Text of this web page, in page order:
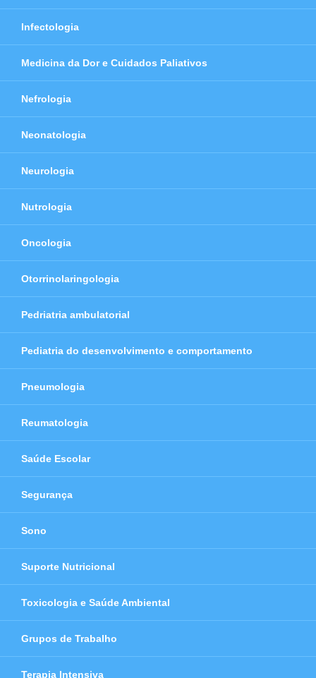
Infectologia
Medicina da Dor e Cuidados Paliativos
Nefrologia
Neonatologia
Neurologia
Nutrologia
Oncologia
Otorrinolaringologia
Pedriatria ambulatorial
Pediatria do desenvolvimento e comportamento
Pneumologia
Reumatologia
Saúde Escolar
Segurança
Sono
Suporte Nutricional
Toxicologia e Saúde Ambiental
Grupos de Trabalho
Terapia Intensiva